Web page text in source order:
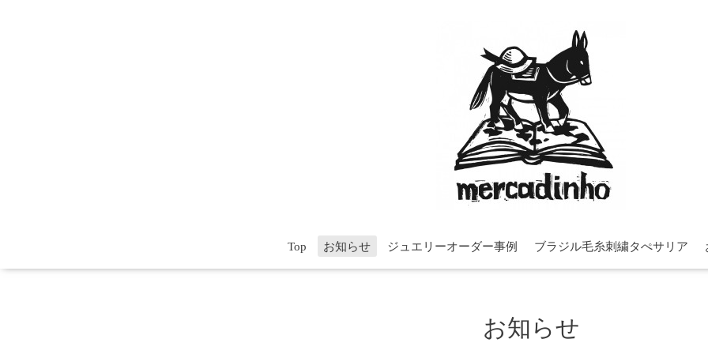
Top お知らせ ジュエリーオーダー事例 ブラジル毛糸刺繍タぺサリア
お知らせ